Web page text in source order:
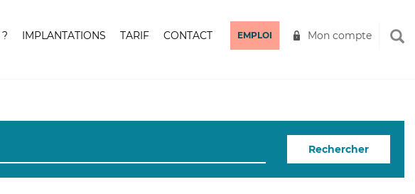
IMPLANTATIONS TARIF CONTACT EMPLOI Mon compte
Rechercher